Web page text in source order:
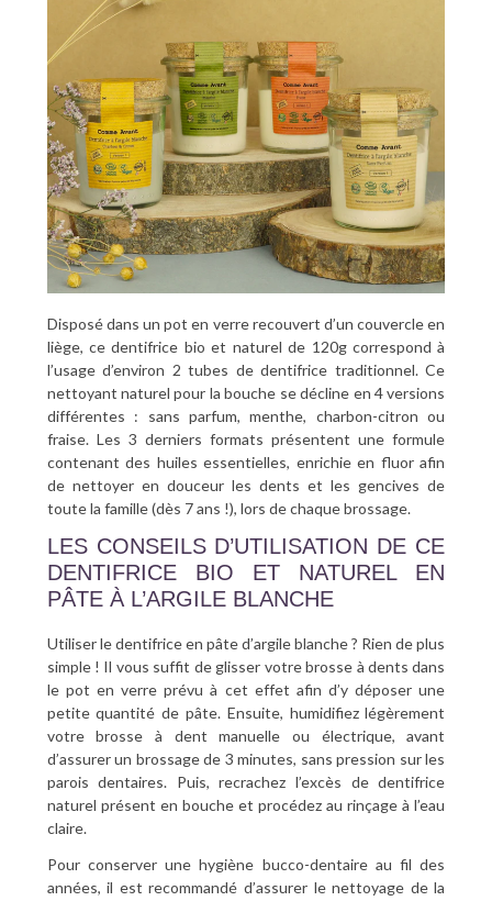
Disposé dans un pot en verre recouvert d’un couvercle en
liège, ce dentifrice bio et naturel de 120g correspond à
l’usage d’environ 2 tubes de dentifrice traditionnel. Ce
nettoyant naturel pour la bouche se décline en 4 versions
différentes : sans parfum, menthe, charbon-citron ou
fraise. Les 3 derniers formats présentent une formule
contenant des huiles essentielles, enrichie en fluor afin
de nettoyer en douceur les dents et les gencives de
toute la famille (dès 7 ans !), lors de chaque brossage.
LES CONSEILS D’UTILISATION DE CE
DENTIFRICE BIO ET NATUREL EN
PÂTE À L’ARGILE BLANCHE
Utiliser le dentifrice en pâte d’argile blanche ? Rien de plus
simple ! Il vous suffit de glisser votre brosse à dents dans
le pot en verre prévu à cet effet afin d’y déposer une
petite quantité de pâte. Ensuite, humidifiez légèrement
votre brosse à dent manuelle ou électrique, avant
d’assurer un brossage de 3 minutes, sans pression sur les
parois dentaires. Puis, recrachez l’excès de dentifrice
naturel présent en bouche et procédez au rinçage à l’eau
claire.
Pour conserver une hygiène bucco-dentaire au fil des
années, il est recommandé d’assurer le nettoyage de la